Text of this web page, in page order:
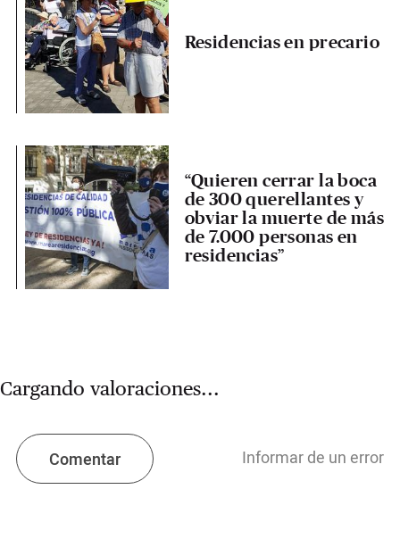
Residencias en precario
“Quieren cerrar la boca
de 300 querellantes y
obviar la muerte de más
de 7.000 personas en
residencias”
Cargando valoraciones...
Comentar Informar de un error